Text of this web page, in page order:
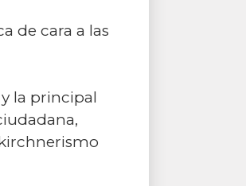
de cara a las
la principal